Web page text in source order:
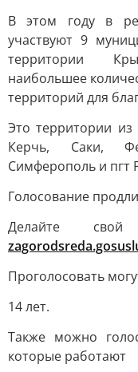
В этом году в
участвуют 9
территории
наибольшее
территорий для
Это территории из
Керчь, Саки,
Симферополь и пгт
Голосование
Делайте
Проголосовать
14 лет.
Также можно
которые работают